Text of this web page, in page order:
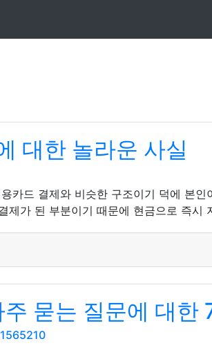
대한 놀라운 사실
카드 결제와 비슷한 구조이기 덕에 본
가 된 부분이기 때문에 현금으로 즉시
묻는 질문에 대한